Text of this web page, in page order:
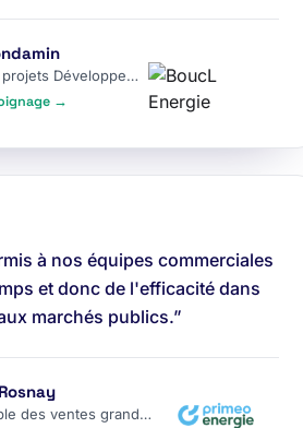
Cheffe de projets Développement
→
à nos équipes commerciales
et donc de l'efficacité dans
marchés publics.”
Responsable des ventes grands comptes